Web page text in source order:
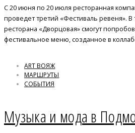
С 20 июня по 20 июля ресторанная
проведет третий «Фестиваль ревеня». В
ресторана «Дворцовая» смогут
фестивальное меню, созданное в
ART ВОЯЖ
МАРШРУТЫ
СОБЫТИЯ
Музыка и мода в